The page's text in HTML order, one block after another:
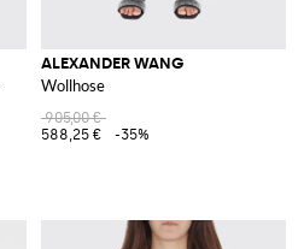
ALEXANDER WANG
Wollhose
905,00 €
588,25 €
-35%